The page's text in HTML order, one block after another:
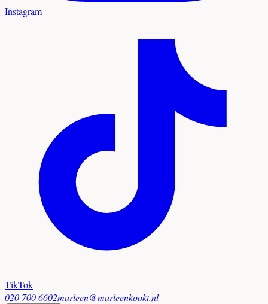
Instagram
TikTok
020 700 6602marleen@marleenkookt.nl